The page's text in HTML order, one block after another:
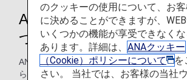
ANA便にてお預かりする
ついて
ANA便でお預かりする手荷物の個数・重量
らびに超過手荷物料金についてご案内しま
のクッキーの使用について、お
に決めることができますが、
いくつかの機能が享受できなく
あります。詳細は、 ANAクッキー
（Cookie）ポリシーについて
を
さい。 当社では、お客様の当社